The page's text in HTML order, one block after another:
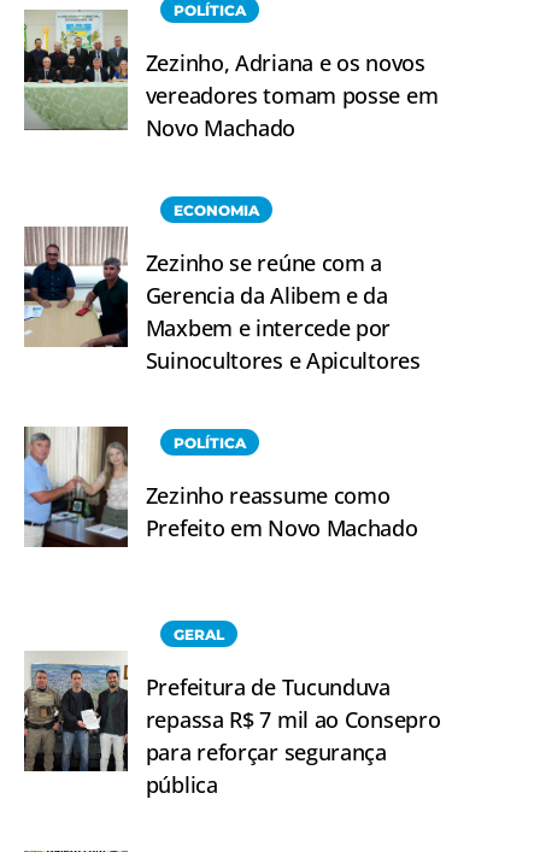
POLÍTICA
Zezinho, Adriana e os novos
vereadores tomam posse em
Novo Machado
ECONOMIA
Zezinho se reúne com a
Gerencia da Alibem e da
Maxbem e intercede por
Suinocultores e Apicultores
POLÍTICA
Zezinho reassume como
Prefeito em Novo Machado
GERAL
Prefeitura de Tucunduva
repassa R$ 7 mil ao Consepro
para reforçar segurança
pública